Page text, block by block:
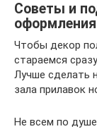
Советы и
Чтобы декор
стараемся
Лучше сделать
зала прилавок
Не всем по